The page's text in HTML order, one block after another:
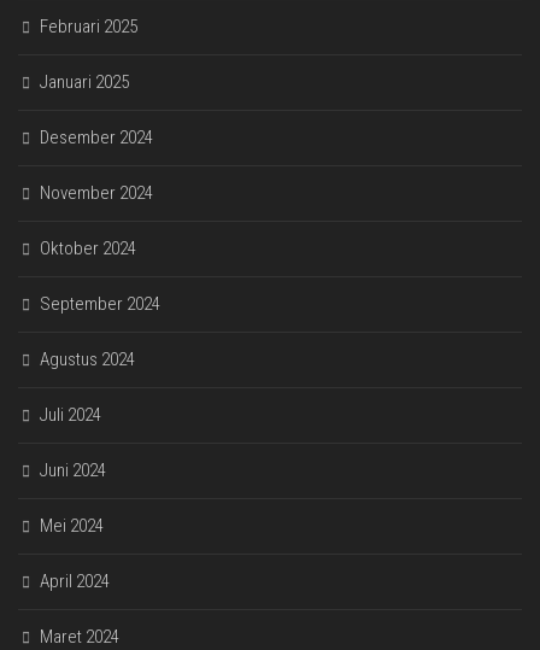
Februari 2025
Januari 2025
Desember 2024
November 2024
Oktober 2024
September 2024
Agustus 2024
Juli 2024
Juni 2024
Mei 2024
April 2024
Maret 2024